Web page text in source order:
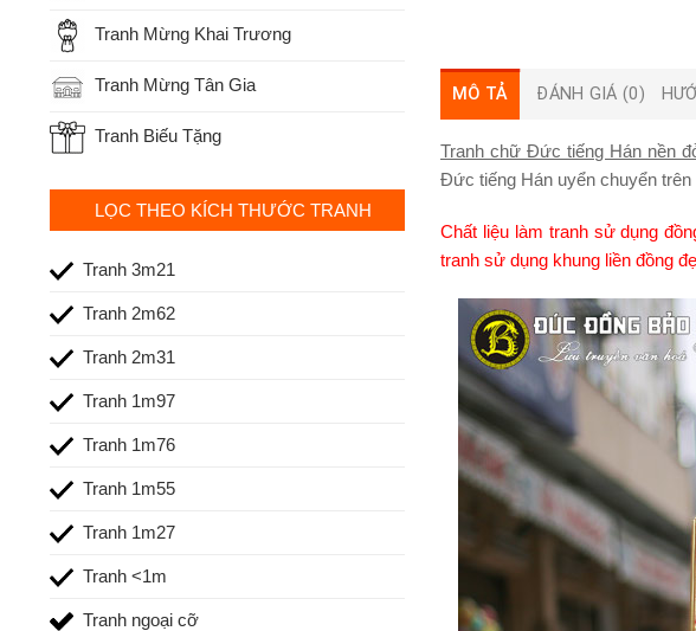
MÔ TẢ ĐÁNH GIÁ (0)
Tranh chữ Đức tiếng Hán nền
Đức tiếng Hán uyển chuyển trên
Chất liệu làm tranh sử dụng
tranh sử dụng khung liền đồng
Tranh Mừng Khai Trương
Tranh Mừng Tân Gia
Tranh Biếu Tặng
LỌC THEO KÍCH THƯỚC TRANH
Tranh 3m21
Tranh 2m62
Tranh 2m31
Tranh 1m97
Tranh 1m76
Tranh 1m55
Tranh 1m27
Tranh <1m
Tranh ngoại cỡ